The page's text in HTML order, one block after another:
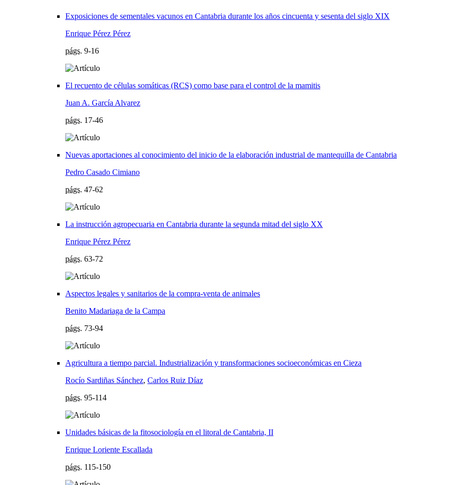
Exposiciones de sementales vacunos en Cantabria durante los años cincuenta y sesenta del siglo XIX
Enrique Pérez Pérez
págs. 9-16
El recuento de células somáticas (RCS) como base para el control de la mamitis
Juan A. García Alvarez
págs. 17-46
Nuevas aportaciones al conocimiento del inicio de la elaboración industrial de mantequilla de Cantabria
Pedro Casado Cimiano
págs. 47-62
La instrucción agropecuaria en Cantabria durante la segunda mitad del siglo XX
Enrique Pérez Pérez
págs. 63-72
Aspectos legales y sanitarios de la compra-venta de animales
Benito Madariaga de la Campa
págs. 73-94
Agricultura a tiempo parcial. Industrialización y transformaciones socioeconómicas en Cieza
Rocío Sardiñas Sánchez, Carlos Ruiz Díaz
págs. 95-114
Unidades básicas de la fitosociología en el litoral de Cantabria, II
Enrique Loriente Escallada
págs. 115-150